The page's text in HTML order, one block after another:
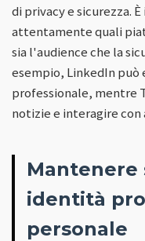
di privacy e sicurezza.
attentamente quali
sia l'audience che la
esempio, LinkedIn
professionale, mentre
notizie e interagire
Mantenere
identità
personale